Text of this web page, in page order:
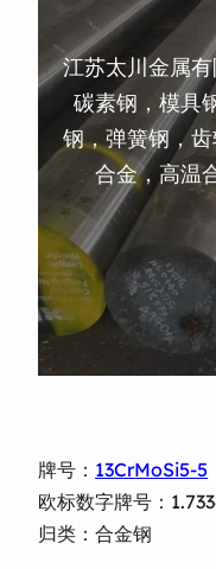
江苏太川金属
碳素钢，模具
钢，弹簧钢，
合金，高温
牌号： 13CrMoSi5-5
欧标数字牌号：
归类：合金钢